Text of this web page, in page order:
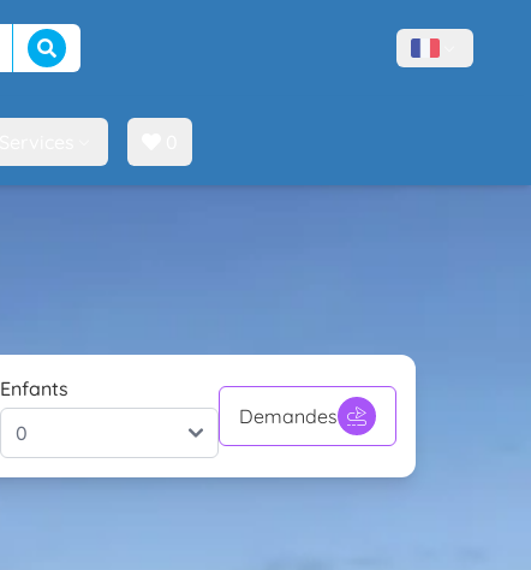
Lancer la recherche Menù lingue
Enfants
Demandes